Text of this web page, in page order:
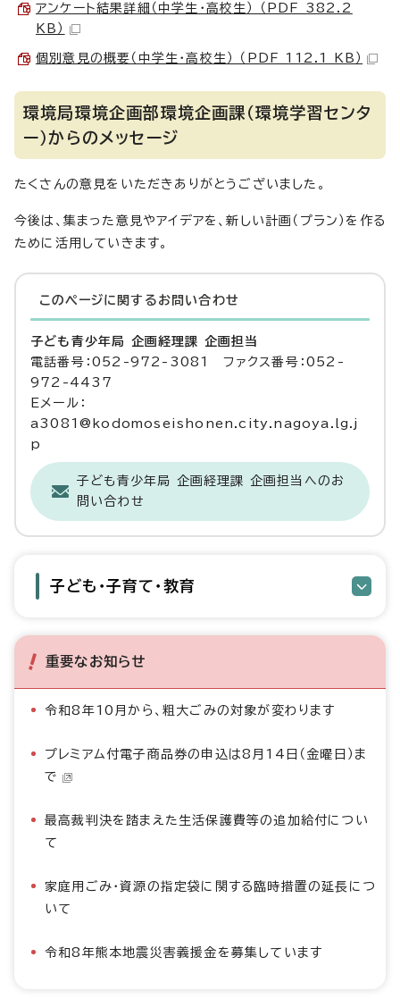
アンケート結果詳細（中学生・高校生） （PDF 382.2
KB）
個別意見の概要（中学生・高校生） （PDF 112.1 KB）
環境局環境企画部環境企画課（環境学習センタ
ー）からのメッセージ
たくさんの意見をいただきありがとうございました。
今後は、集まった意見やアイデアを、新しい計画（プラン）を作る
ために活用していきます。
このページに関する お問い合わせ
子ども青少年局 企画経理課 企画担当
電話番号：052-972-3081 ファクス番号：052-
972-4437
Eメール：
a3081@kodomoseishonen.city.nagoya.lg.j
p
子ども青少年局 企画経理課 企画担当へのお
問い合わせ
子ども・子育て・教育
重要なお知らせ
令和8年10月から、粗大ごみの対象が変わります
プレミアム付電子商品券の申込は8月14日（金曜日）ま
で
最高裁判決を踏まえた生活保護費等の追加給付につい
て
家庭用ごみ・資源の指定袋に関する臨時措置の延長につ
いて
令和8年熊本地震災害義援金を募集しています